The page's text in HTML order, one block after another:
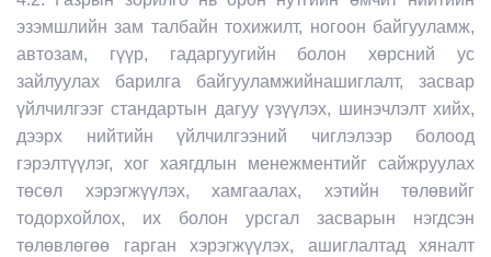
эзэмшлийн зам талбайн тохижилт, ногоон байгууламж,
автозам, гүүр, гадаргуугийн болон хөрсний ус
зайлуулах барилга байгууламжийнашиглалт, засвар
үйлчилгээг стандартын дагуу үзүүлэх, шинэчлэлт хийх,
дээрх нийтийн үйлчилгээний чиглэлээр болоод
гэрэлтүүлэг, хог хаягдлын менежментийг сайжруулах
төсөл хэрэгжүүлэх, хамгаалах, хэтийн төлөвийг
тодорхойлох, их болон урсгал засварын нэгдсэн
төлөвлөгөө гарган хэрэгжүүлэх, ашиглалтад хяналт